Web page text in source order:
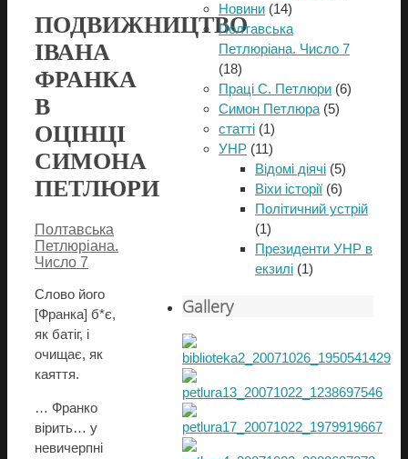
ПОДВИЖНИЦТВО
ІВАНА
ФРАНКА
В
ОЦІНЦІ
СИМОНА
ПЕТЛЮРИ
Полтавська
Петлюріана.
Число 7
Слово його
[Франка] б*є,
як батіг, і
очищає, як
каяття.
… Франко
вірить… у
невичерпні
Новини (14)
Полтавська
Петлюріана. Число 7
(18)
Праці С. Петлюри (6)
Симон Петлюра (5)
статті (1)
УНР (11)
Відомі діячі (5)
Віхи історії (6)
Політичний устрій
(1)
Президенти УНР в
екзилі (1)
Gallery